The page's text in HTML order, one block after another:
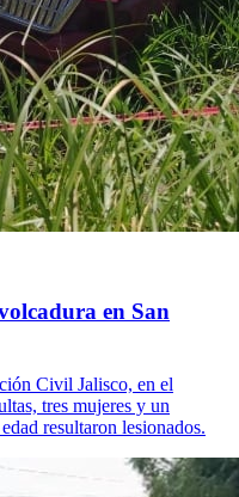
en San
Civil Jalisco, en el
tres mujeres y un
resultaron lesionados.